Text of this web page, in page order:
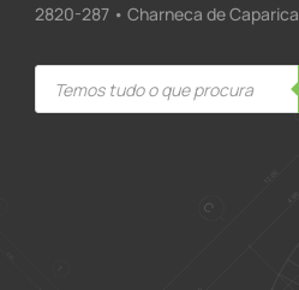
2820-287 • Charneca de Caparica
Products
search